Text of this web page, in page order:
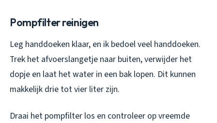
Pompfilter reinigen
Leg handdoeken klaar, en ik bedoel veel handdoeken.
Trek het afvoerslangetje naar buiten, verwijder het
dopje en laat het water in een bak lopen. Dit kunnen
makkelijk drie tot vier liter zijn.
Draai het pompfilter los en controleer op vreemde